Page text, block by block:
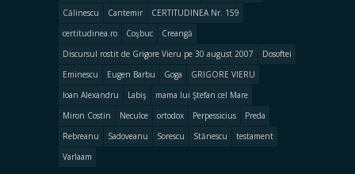
Călinescu
Cantemir
CERTITUDINEA Nr. 159
certitudinea.ro
Coşbuc
Creangă
Discursul rostit de Grigore Vieru pe 30 august 2007
Dosoftei
Eminescu
Eugen Barbu Goga
GRIGORE VIERU
Ioan Alexandru
Labiş
mama lui Ştefan cel Mare
Miron Costin
Neculce ortodox Perpessicius
Preda
Rebreanu
Sadoveanu Sorescu Stănescu
testament
Varlaam